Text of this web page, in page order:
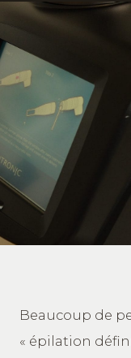
Beaucoup de
« épilation